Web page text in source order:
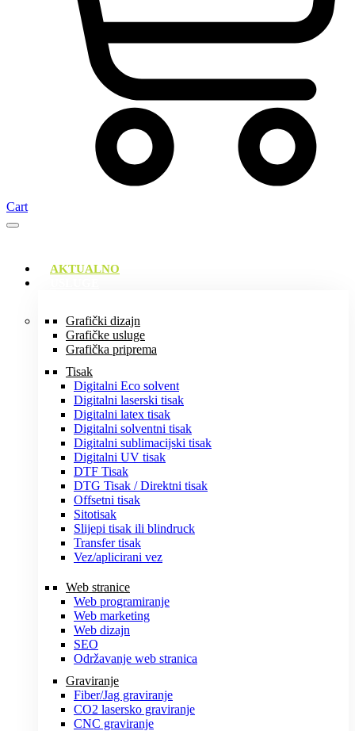
Cart
AKTUALNO
Grafički dizajn
Grafičke usluge
Grafička priprema
Tisak
Digitalni Eco solvent
Digitalni laserski tisak
Digitalni latex tisak
Digitalni solventni tisak
Digitalni sublimacijski tisak
Digitalni UV tisak
DTF Tisak
DTG Tisak / Direktni tisak
Offsetni tisak
Sitotisak
Slijepi tisak ili blindruck
Transfer tisak
Vez/aplicirani vez
Web stranice
Web programiranje
Web marketing
Web dizajn
SEO
Održavanje web stranica
Graviranje
Fiber/Jag graviranje
CO2 lasersko graviranje
CNC graviranje